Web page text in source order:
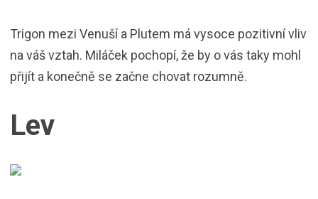
Trigon mezi Venuší a Plutem má vysoce pozitivní vliv
na váš vztah. Miláček pochopí, že by o vás taky mohl
přijít a konečně se začne chovat rozumně.
Lev